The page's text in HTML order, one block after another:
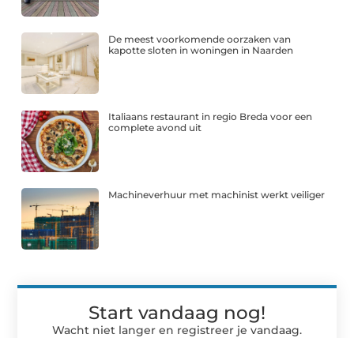
De meest voorkomende oorzaken van
kapotte sloten in woningen in Naarden
Italiaans restaurant in regio Breda voor een
complete avond uit
Machineverhuur met machinist werkt veiliger
Start vandaag nog!
Wacht niet langer en registreer je vandaag.